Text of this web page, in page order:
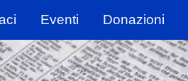
to navigation
Eventi Donazioni